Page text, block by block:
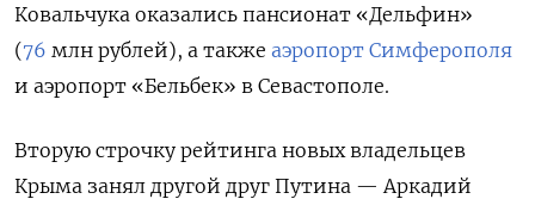
Ковальчука оказались пансионат «Дельфин»
(76 млн рублей), а также аэропорт Симферополя
и аэропорт «Бельбек» в Севастополе.
Вторую строчку рейтинга новых владельцев
Крыма занял другой друг Путина — Аркадий